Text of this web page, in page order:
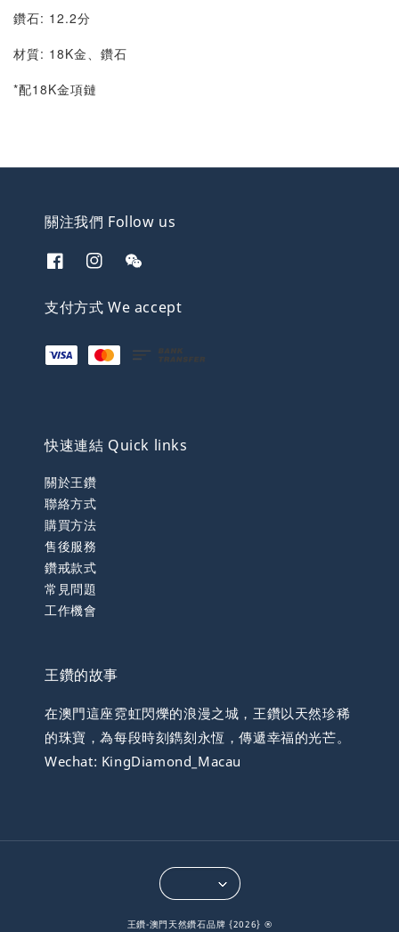
鑽石: 12.2分
材質: 18K金、鑽石
*配18K金項鏈
關注我們 Follow us
支付方式 We accept
快速連結 Quick links
關於王鑽
聯絡方式
購買方法
售後服務
鑽戒款式
常見問題
工作機會
王鑽的故事
在澳門這座霓虹閃爍的浪漫之城，王鑽以天然珍稀
的珠寶，為每段時刻鐫刻永恆，傳遞幸福的光芒。
Wechat: KingDiamond_Macau
王鑽-澳門天然鑽石品牌 {2026} ®